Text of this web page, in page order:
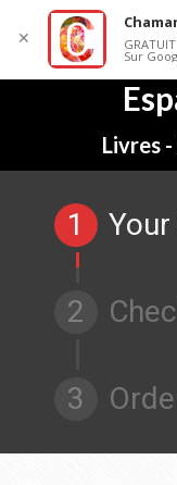
Livres
1
2
3
✕ GRATUIT
Sur